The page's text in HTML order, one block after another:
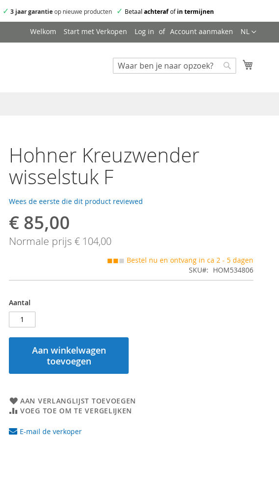
✓ 3 jaar garantieop nieuwe producten ✓ Betaal achterafofin termijnen
Taal
NL
Welkom Start met Verkopen Log in Account aanmaken
Zoeken
Hohner Kreuzwender
wisselstuk F
Wees de eerste die dit product reviewed
Speciale
prijs
€ 85,00
Normale prijs € 104,00
◼◼◼ Bestel nu en ontvang in ca 2 - 5 dagen
SKU
HOM534806
Aantal
Aan winkelwagen
toevoegen
AAN VERLANGLIJST TOEVOEGEN
VOEG TOE OM TE VERGELIJKEN
E-mail de verkoper